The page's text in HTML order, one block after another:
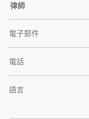
律師
電子郵件
電話
語言